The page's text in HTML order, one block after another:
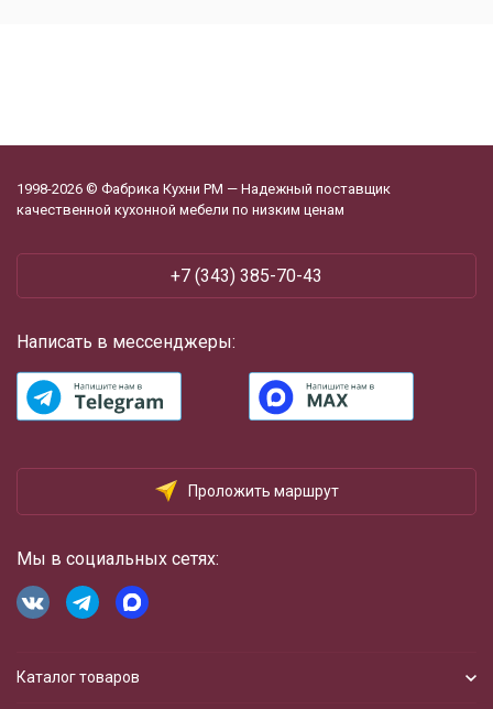
1998-2026 © Фабрика Кухни РМ — Надежный поставщик
качественной кухонной мебели по низким ценам
+7 (343) 385-70-43
Написать в мессенджеры:
Проложить маршрут
Мы в социальных сетях:
Каталог товаров